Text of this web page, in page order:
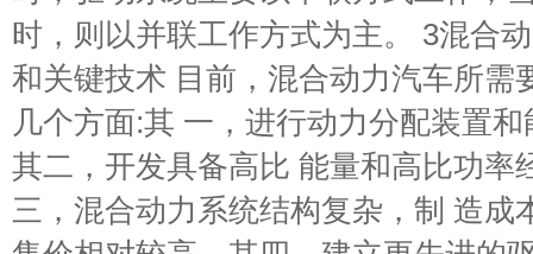
时，则以并联工作方式为主。 3混合
和关键技术 目前，混合动力汽车所需
几个方面:其 一，进行动力分配装置
其二，开发具备高比 能量和高比功率
三，混合动力系统结构复杂，制 造成